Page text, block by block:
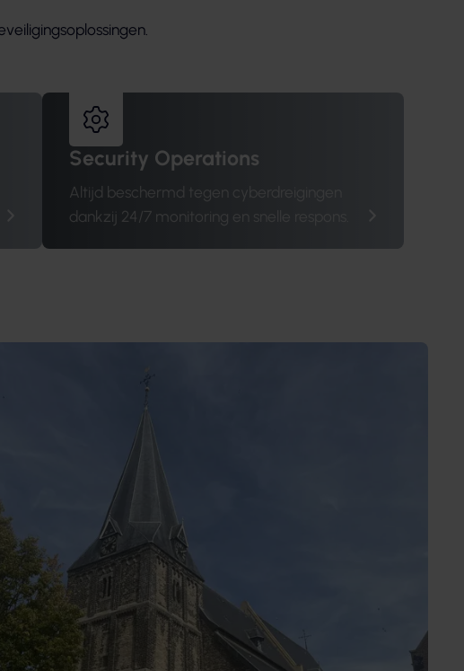
Security Operations
Altijd beschermd tegen cyberdreigingen
dankzij 24/7 monitoring en snelle respons.